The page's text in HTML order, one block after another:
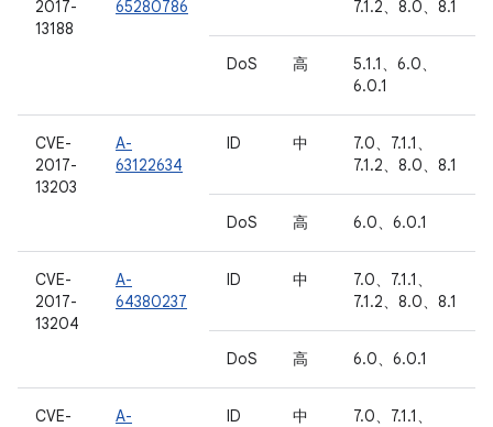
2017-
13188
65280786
7.1.2、8.0、8.1
DoS 高
5.1.1、6.0、
6.0.1
CVE-
2017-
13203
A-
63122634
ID 中
7.0、7.1.1、
7.1.2、8.0、8.1
DoS 高 6.0、6.0.1
CVE-
2017-
13204
A-
64380237
ID 中
7.0、7.1.1、
7.1.2、8.0、8.1
DoS 高 6.0、6.0.1
CVE-
A-
ID 中
7.0、7.1.1、